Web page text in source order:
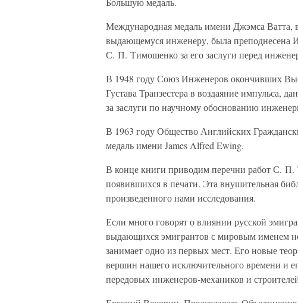
Международная медаль имени Джэмса Ватта,
выдающемуся инженеру, была преподнесена
С. П. Тимошенко за его заслуги перед
В 1948 году Союз Инженеров окончивших
Густава Транзестера в воздаяние импульса,
за заслуги по научному обоснованию
В 1963 году Общество Английских
медаль имени James Alfred Ewing.
В конце книги приводим перечни работ С.
появившихся в печати. Эта внушительная
произведенного нами исследования.
Если много говорят о влиянии русской
выдающихся эмигрантов с мировым именем
занимает одно из первых мест. Его новые
вершин нашего исключительного времени и
передовых инженеров-механиков и